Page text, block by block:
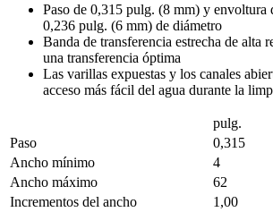
Paso de 0,315 pulg. (8 mm) y envoltura
0,236 pulg. (6 mm) de diámetro
Banda de transferencia estrecha de alta
una transferencia óptima
Las varillas expuestas y los canales
acceso más fácil del agua durante la
pulg.
Paso
0,315
Ancho mínimo
4
Ancho máximo
62
Incrementos del ancho
1,00